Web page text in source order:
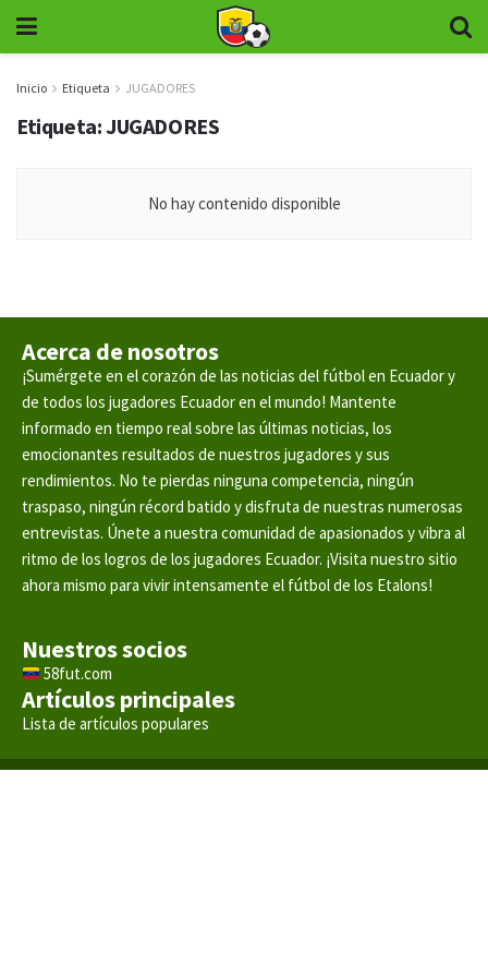
Inicio Etiqueta JUGADORES
Etiqueta:JUGADORES
No hay contenido disponible
Acerca de nosotros
¡Sumérgete en el corazón de las noticias del fútbol en Ecuador y
de todos los jugadores Ecuador en el mundo! Mantente
informado en tiempo real sobre las últimas noticias, los
emocionantes resultados de nuestros jugadores y sus
rendimientos. No te pierdas ninguna competencia, ningún
traspaso, ningún récord batido y disfruta de nuestras numerosas
entrevistas. Únete a nuestra comunidad de apasionados y vibra al
ritmo de los logros de los jugadores Ecuador. ¡Visita nuestro sitio
ahora mismo para vivir intensamente el fútbol de los Etalons!
Nuestros socios
58fut.com
Artículos principales
Lista de artículos populares